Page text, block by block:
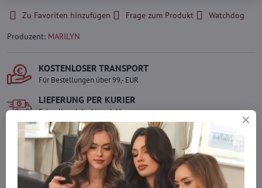
Zu Favoriten hinzufügen Frage zum Produkt
Watchdog
Produzent: MARILYN
KOSTENLOSER TRANSPORT
Für Bestellungen über 99,- EUR
LIEFERUNG PER KURIER
Schnell und direkt nach Hause.
SICHERE ZAHLUNGEN
Gesicherte Online-Zahlungen
Ware auf Lager
Wir versenden sofort